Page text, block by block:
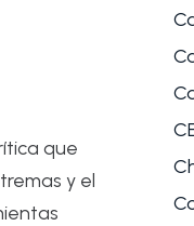
que
y el